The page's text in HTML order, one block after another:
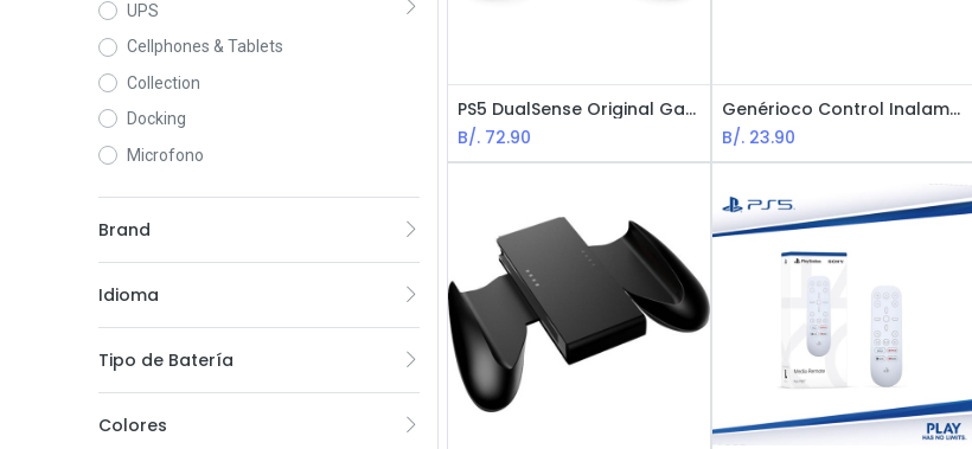
UPS
Cellphones & Tablets
Collection
Docking
Microfono
Brand
Idioma
Tipo de Batería
Colores
PS5 DualSense Original Gamepad / Blanco
B/. 72.90
Genérioco Control Inalambrico para PS4
B/. 23.90